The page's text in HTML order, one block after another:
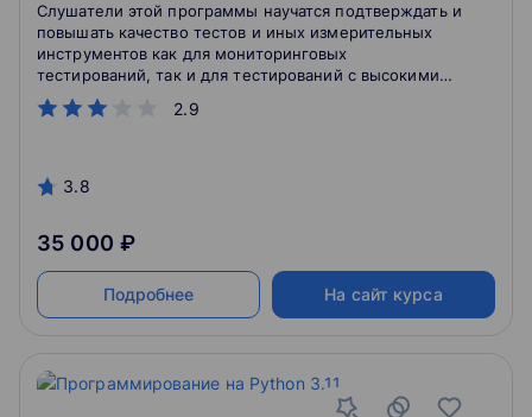
2.9
Слушатели этой программы научатся подтверждать и
повышать качество тестов и иных измерительных
инструментов как для мониторинговых
тестирований, так и для тестирований с высокими
ставками с помощью математического
моделирования результатов тестирования.
3.8
35 000 ₽
Подробнее На сайт курса